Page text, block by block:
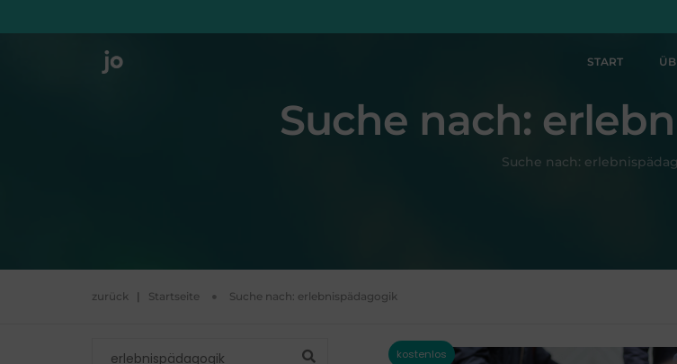
START
Suche nach:
Suche nach:
zurück | Startseite Suche nach: erlebnispädagogik